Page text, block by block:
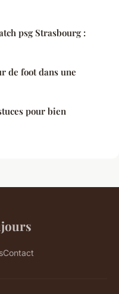
psg Strasbourg :
de foot dans une
pour bien
Contact